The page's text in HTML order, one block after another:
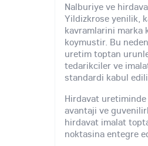
Nalburiye ve
Yildizkrose yenilik,
kavramlarini marka
koymustir. Bu
uretim toptan
tedarikciler ve
standardi kabul
Hirdavat
avantaji ve
hirdavat imalat
noktasina entegre